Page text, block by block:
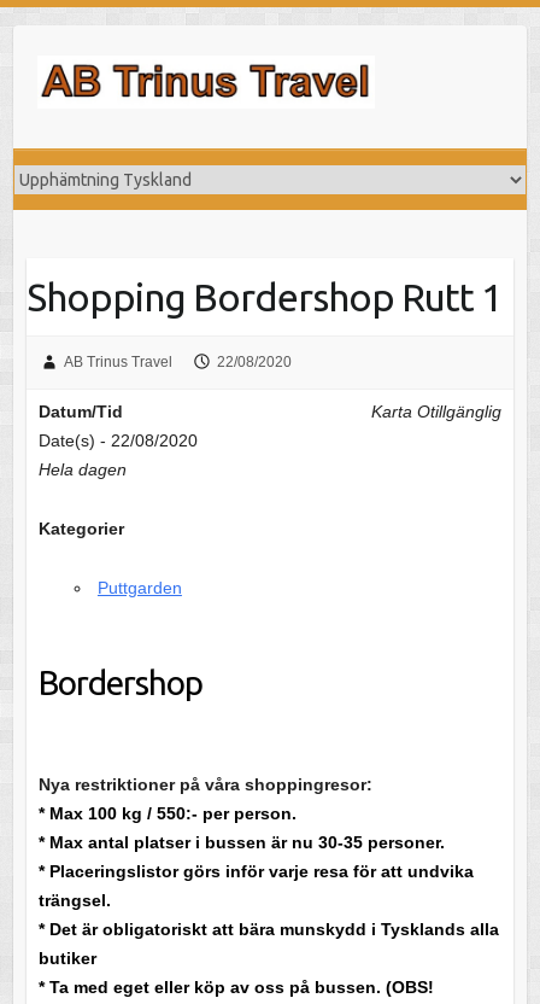
innehåll
Shopping Bordershop Rutt 1
AB Trinus Travel 22/08/2020
Karta Otillgänglig
Datum/Tid
Date(s) - 22/08/2020
Hela dagen
Kategorier
Puttgarden
Bordershop
Nya restriktioner på våra shoppingresor:
* Max 100 kg / 550:- per person.
* Max antal platser i bussen är nu 30-35 personer.
* Placeringslistor görs inför varje resa för att undvika
trängsel.
* Det är obligatoriskt att bära munskydd i Tysklands alla
butiker
* Ta med eget eller köp av oss på bussen. (OBS!